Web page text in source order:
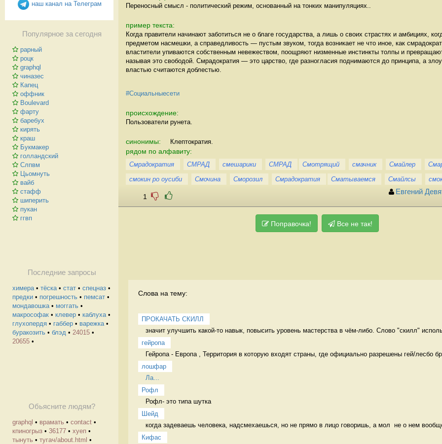
наш канал на Телеграм
Популярное за сегодня
рарный
роцк
graphql
чиназес
Капец
оффник
Boulevard
фарту
баребух
кирять
краш
Букмакер
голландский
Слпвм
Цьомнуть
вайб
стафф
шиперить
пукан
ггвп
Последние запросы
химера• тёска• стат • спецназ •
предки • погрешность • пемсат •
мондавошка• моггать •
макрософак • клевер • каблуха•
глухопердя • габбер • варежка•
буракозить • блэд • 24015 •
20655 •
Обьясните людям?
graphql • врамать • contact •
кпиногрыз • 36177 • хуеп •
тынуть • тугач/about.html •
Переносный смысл - политический режим, основанный на тонких манипуляциях..
пример текста:
Когда правители начинают заботиться не о благе государства, а лишь о своих страстях и амбициях,
предметом насмешки, а справедливость — пустым звуком, тогда возникает не что иное, как
властители упиваются собственным невежеством, поощряют низменные инстинкты толпы и
называя это свободой. Смрадократия — это царство, где разногласия поднимаются до принципа, а
властью считаются доблестью.
#Социальныесети
происхождение:
Пользователи рунета.
синонимы: Клептократия.
рядом по алфавиту:
Смрадократия СМРАД смешарики СМРАД Смотрящий смачник Смайлер
смокин ро оусиби
Смочина Сморозил Смрадократия Сматываемся Смайлсы
1
Евгений
Поправочка! Все не так!
Слова на тему:
ПРОКАЧАТЬ СКИЛЛ
значит улучшить какой-то навык, повысить уровень мастерства в чём-либо. Слово "скилл"
гейропа
Гейропа - Европа , Территория в которую входят страны, где официально разрешены гей/лесбо
лошфар
Ла...
Рофл
Рофл- это типа шутка
Шейд
когда задеваешь человека, надсмехаешься, но не прямо в лицо говоришь, а мол  не о нем
Кифас